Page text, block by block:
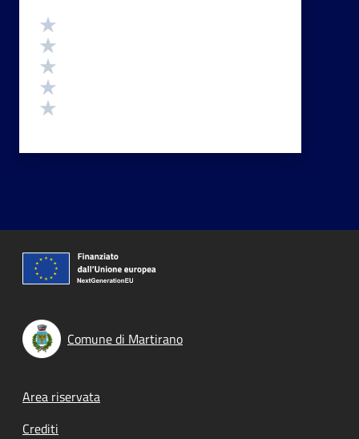
Valutazione
Comune di Martirano
Footer menu
Area riservata
Crediti